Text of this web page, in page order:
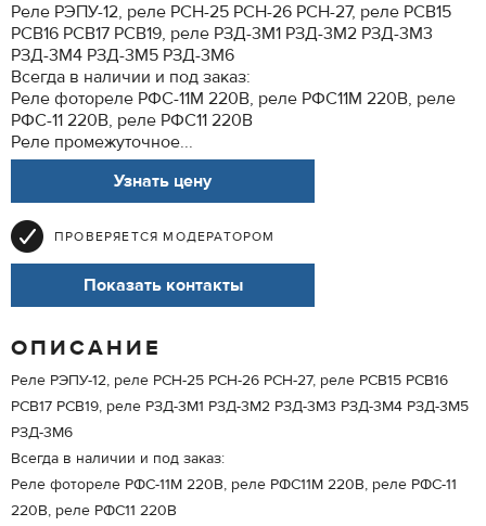
Реле РЭПУ-12, реле РСН-25 РСН-26 РСН-27, реле РСВ15
РСВ16 РСВ17 РСВ19, реле РЗД-3М1 РЗД-3М2 РЗД-3М3
РЗД-3М4 РЗД-3М5 РЗД-3М6
Всегда в наличии и под заказ:
Реле фотореле РФС-11М 220В, реле РФС11М 220В, реле
РФС-11 220В, реле РФС11 220В
Реле промежуточное...
Узнать цену
ПРОВЕРЯЕТСЯ МОДЕРАТОРОМ
Показать контакты
ОПИСАНИЕ
Реле РЭПУ-12, реле РСН-25 РСН-26 РСН-27, реле РСВ15 РСВ16
РСВ17 РСВ19, реле РЗД-3М1 РЗД-3М2 РЗД-3М3 РЗД-3М4 РЗД-3М5
РЗД-3М6
Всегда в наличии и под заказ:
Реле фотореле РФС-11М 220В, реле РФС11М 220В, реле РФС-11
220В, реле РФС11 220В